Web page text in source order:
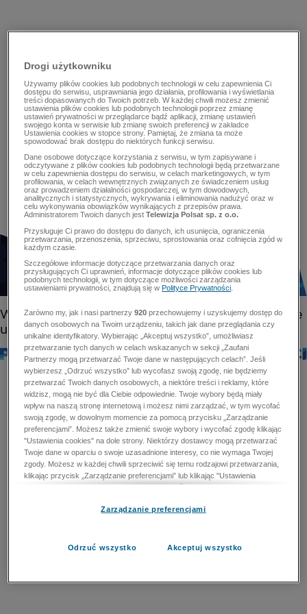
Drogi użytkowniku
Używamy plików cookies lub podobnych technologii w celu zapewnienia Ci
dostępu do serwisu, usprawniania jego działania, profilowania i wyświetlania
treści dopasowanych do Twoich potrzeb. W każdej chwili możesz zmienić
ustawienia plików cookies lub podobnych technologii poprzez zmianę
ustawień prywatności w przeglądarce bądź aplikacji, zmianę ustawień
swojego konta w serwisie lub zmianę swoich preferencji w zakładce
Ustawienia cookies w stopce strony. Pamiętaj, że zmiana ta może
spowodować brak dostępu do niektórych funkcji serwisu.
Dane osobowe dotyczące korzystania z serwisu, w tym zapisywane i
odczytywane z plików cookies lub podobnych technologii będą przetwarzane
w celu zapewnienia dostępu do serwisu, w celach marketingowych, w tym
profilowania, w celach wewnętrznych związanych ze świadczeniem usług
oraz prowadzeniem działalności gospodarczej, w tym dowodowych,
analitycznych i statystycznych, wykrywania i eliminowania nadużyć oraz w
celu wykonywania obowiązków wynikających z przepisów prawa.
Administratorem Twoich danych jestTelewizja Polsat sp. z o.o.
Przysługuje Ci prawo do dostępu do danych, ich usunięcia, ograniczenia
przetwarzania, przenoszenia, sprzeciwu, sprostowania oraz cofnięcia zgód w
każdym czasie.
Szczegółowe informacje dotyczące przetwarzania danych oraz
przysługujących Ci uprawnień, informacje dotyczące plików cookies lub
podobnych technologii, w tym dotyczące możliwości zarządzania
ustawieniami prywatności, znajdują się wPolityce Prywatności
Zarówno my, jak i nasi partnerzy920 przechowujemy i uzyskujemy dostęp do
danych osobowych na Twoim urządzeniu, takich jak dane przeglądania czy
unikalne identyfikatory. Wybierając „Akceptuj wszystko”, umożliwiasz
przetwarzanie tych danych w celach wskazanych w sekcji „Zaufani
Partnerzy mogą przetwarzać Twoje dane w następujących celach”. Jeśli
wybierzesz „Odrzuć wszystko” lub wycofasz swoją zgodę, nie będziemy
przetwarzać Twoich danych osobowych, a niektóre treści i reklamy, które
widzisz, mogą nie być dla Ciebie odpowiednie. Twoje wybory będą miały
wpływ na naszą stronę internetową i możesz nimi zarządzać, w tym wycofać
swoją zgodę, w dowolnym momencie za pomocą przycisku „Zarządzanie
preferencjami”. Możesz także zmienić swoje wybory i wycofać zgodę klikając
"Ustawienia cookies" na dole strony. Niektórzy dostawcy mogą przetwarzać
Twoje dane w oparciu o swoje uzasadnione interesy, co nie wymaga Twojej
zgody. Możesz w każdej chwili sprzeciwić się temu rodzajowi przetwarzania,
klikając przycisk „Zarządzanie preferencjami” lub klikając "Ustawienia
cookies" na dole strony. Nie możesz sprzeciwić się przetwarzaniu przez
zapobiegania oszustwom i naprawiania błędów, a w tym celu mogą zostać
przetwarzaniu danych osobowych w celu dostarczania i prezentacji reklam i
Zarządzanie preferencjami
Odrzuć wszystko Akceptuj wszystko